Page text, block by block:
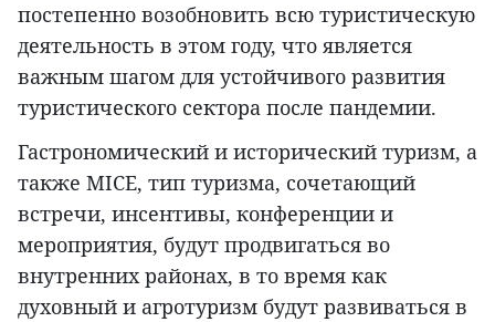
постепенно возобновить всю туристическую
деятельность в этом году, что является
важным шагом для устойчивого развития
туристического сектора после пандемии.
Гастрономический и исторический туризм, а
также MICE, тип туризма, сочетающий
встречи, инсентивы, конференции и
мероприятия, будут продвигаться во
внутренних районах, в то время как
духовный и агротуризм будут развиваться в